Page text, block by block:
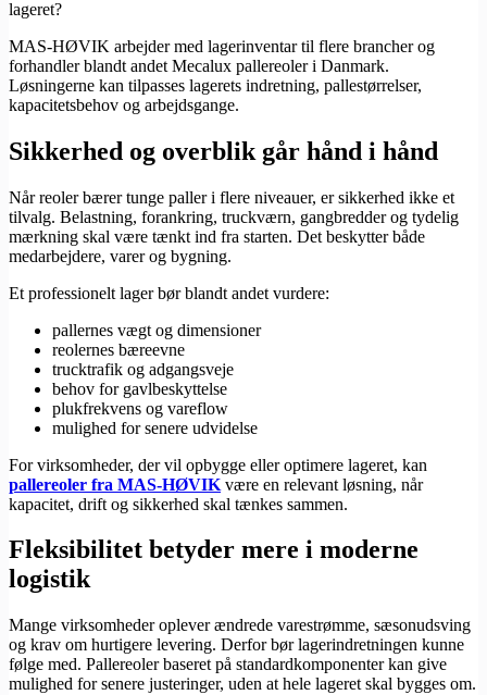
lageret?
MAS-HØVIK arbejder med lagerinventar til flere brancher og
forhandler blandt andet Mecalux pallereoler i Danmark.
Løsningerne kan tilpasses lagerets indretning, pallestørrelser,
kapacitetsbehov og arbejdsgange.
Sikkerhed og overblik går hånd i hånd
Når reoler bærer tunge paller i flere niveauer, er sikkerhed ikke et
tilvalg. Belastning, forankring, truckværn, gangbredder og tydelig
mærkning skal være tænkt ind fra starten. Det beskytter både
medarbejdere, varer og bygning.
Et professionelt lager bør blandt andet vurdere:
pallernes vægt og dimensioner
reolernes bæreevne
trucktrafik og adgangsveje
behov for gavlbeskyttelse
plukfrekvens og vareflow
mulighed for senere udvidelse
For virksomheder, der vil opbygge eller optimere lageret, kan
pallereoler fra MAS-HØVIK være en relevant løsning, når
kapacitet, drift og sikkerhed skal tænkes sammen.
Fleksibilitet betyder mere i moderne
logistik
Mange virksomheder oplever ændrede varestrømme, sæsonudsving
og krav om hurtigere levering. Derfor bør lagerindretningen kunne
følge med. Pallereoler baseret på standardkomponenter kan give
mulighed for senere justeringer, uden at hele lageret skal bygges om.